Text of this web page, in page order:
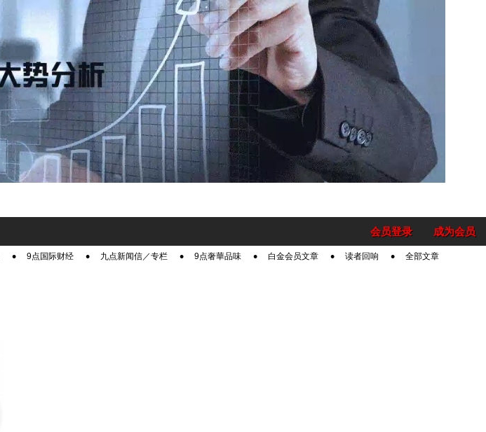
成为会员
会员登录
9点国际财经 九点新闻信／专栏 9点奢華品味 白金会员文章 读者回响 全部文章